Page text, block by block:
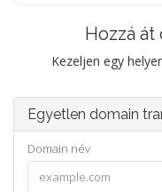
Hozzá
Kezeljen egy
Egyetlen domain
Domain név